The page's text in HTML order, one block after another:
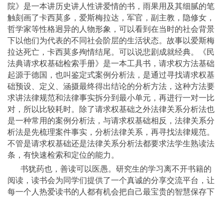
院》是一本讲历史讲人性讲爱情的书，雨果用及其细腻的笔
触刻画了卡西莫多，爱斯梅拉达，军官，副主教，隐修女，
哲学家等性格迥异的人物形象，可以看到在当时的社会背景
下以他们为代表的不同社会阶层的生活状态。故事以爱斯梅
拉达死亡，卡西莫多殉情结尾。可以说悲剧成就经典。《民
法典请求权基础检索手册》是一本工具书，请求权方法基础
起源于德国，也叫鉴定式案例分析法，是通过寻找请求权基
础预设、定义、涵摄最终得出结论的分析方法，这种方法要
求讲法律规范和法律事实拆分到最小单元，再进行一对一比
对，所以比较耗时。除了请求权基础之外法律关系分析法也
是一种常用的案例分析法，与请求权基础相反，法律关系分
析法是先梳理案件事实，分析法律关系，再寻找法律规范。
不管是请求权基础还是法律关系分析法都要求法学生熟读法
条，有快速检索和定位的能力。
书犹药也，善读可以医愚。研究生的学习离不开书籍的
阅读，读书会为同学们提供了一个真诚的分享交流平台，让
每一个人热爱读书的人都有机会把自己最宝贵的智慧保存下